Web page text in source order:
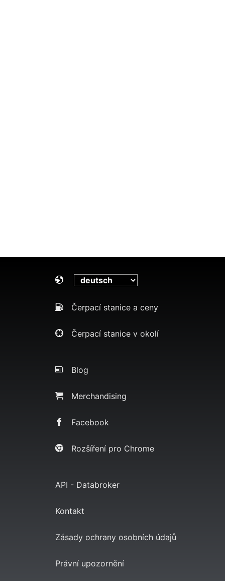
Čerpací stanice a ceny
Čerpací stanice v okolí
Blog
Merchandising
Facebook
Rozšíření pro Chrome
API - Databroker
Kontakt
Zásady ochrany osobních údajů
Právní upozornění